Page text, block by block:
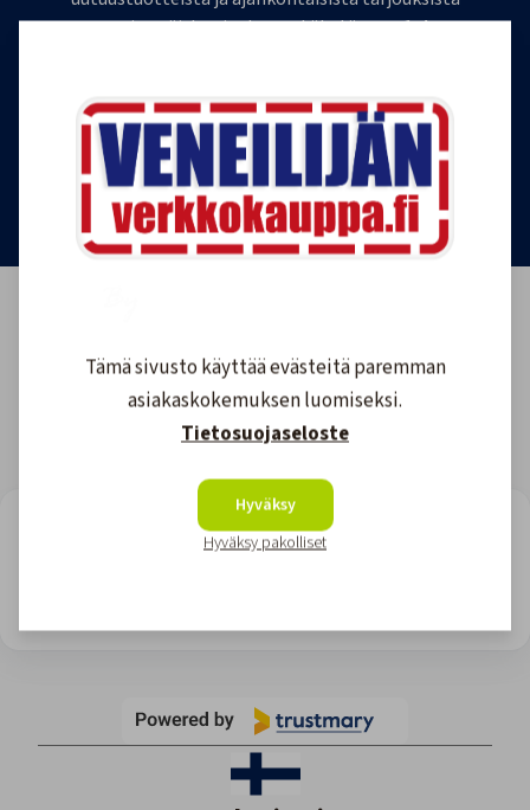
ensimmäisten joukossa. Lähetämme 1-4
Tilaa uutiskirje
LOOKING FOR REVIEWS?
Tämä sivusto käyttää evästeitä paremman
asiakaskokemuksen luomiseksi.
Tietosuojaseloste
Hyväksy
Hyväksy pakolliset